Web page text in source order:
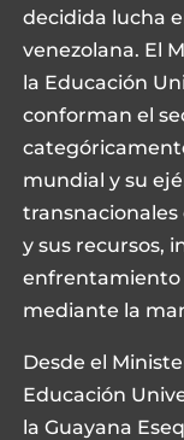
decidida lucha
venezolana. El
la Educación
conforman el
mundial y su
y sus recursos,
enfrentamiento
mediante la
Desde el
Educación
la Guayana